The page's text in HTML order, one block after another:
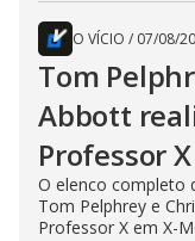
O VÍCIO / 07/08/
Tom
Abbott
Professor
O elenco completo
Tom Pelphrey e
Professor X em X-